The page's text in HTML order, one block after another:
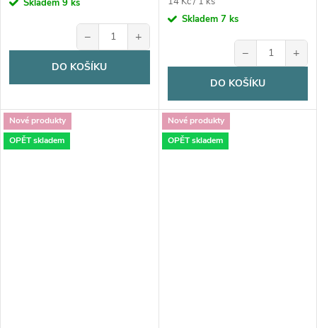
Skladem 9 ks
− +
DO KOŠÍKU
cena:Skladem 7 ks
− +
DO KOŠÍKU
Nové produkty
OPĚT skladem
Nové produkty
OPĚT skladem